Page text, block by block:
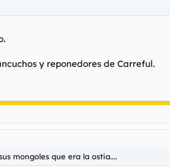
trenzas rubias, queriendo ser más negra
y reponedores de Carreful.
mongoles que era la ostia....